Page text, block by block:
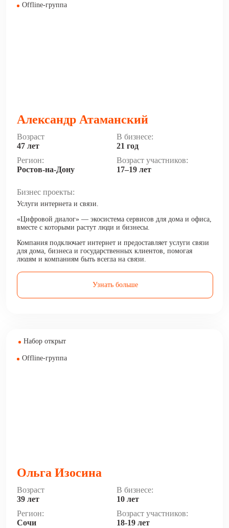
Offline-группа
Александр Атаманский
Возраст
47 лет
В бизнесе:
21 год
Регион:
Ростов-на-Дону
Возраст участников:
17–19 лет
Бизнес проекты:
Услуги интернета и связи.
«Цифровой диалог» — экосистема сервисов для дома и офиса,
вместе с которыми растут люди и бизнесы.
Компания подключает интернет и предоставляет услуги связи
для дома, бизнеса и государственных клиентов, помогая
людям и компаниям быть всегда на связи.
Узнать больше
Набор открыт
Offline-группа
Ольга Изосина
Возраст
39 лет
В бизнесе:
10 лет
Регион:
Сочи
Возраст участников:
18-19 лет